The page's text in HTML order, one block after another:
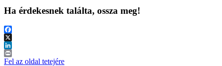
Ha érdekesnek találta, ossza meg!
Facebook
X
LinkedIn
Print
Fel az oldal tetejére